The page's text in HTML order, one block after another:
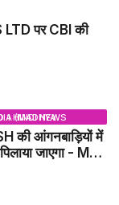
पर CBI की
की आंगनबाड़ियों में
जाएगा - MP